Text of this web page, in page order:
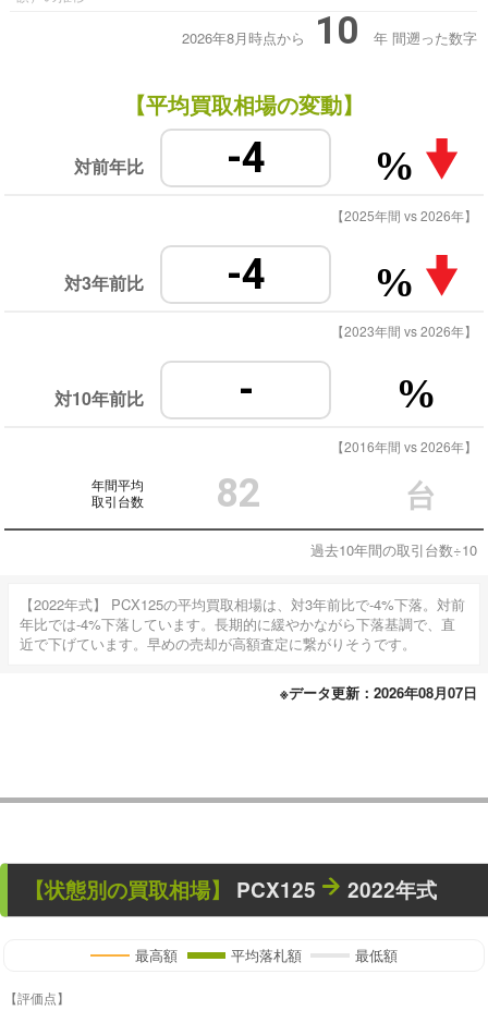
2026年8月時点から 10 年 間遡った数字
【平均買取相場の変動】
対前年比 -4 %
【2025年間 vs 2026年】
対3年前比 -4 %
【2023年間 vs 2026年】
対10年前比 - %
【2016年間 vs 2026年】
年間平均
取引台数
82 台
過去10年間の取引台数÷10
【2022年式】 PCX125の平均買取相場は、対3年前比で-4%下落。対前
年比では-4%下落しています。長期的に緩やかながら下落基調で、直
近で下げています。早めの売却が高額査定に繋がりそうです。
※データ更新：2026年08月07日
【状態別の買取相場】 PCX125 2022年式
最高額 平均落札額 最低額
【評価点】